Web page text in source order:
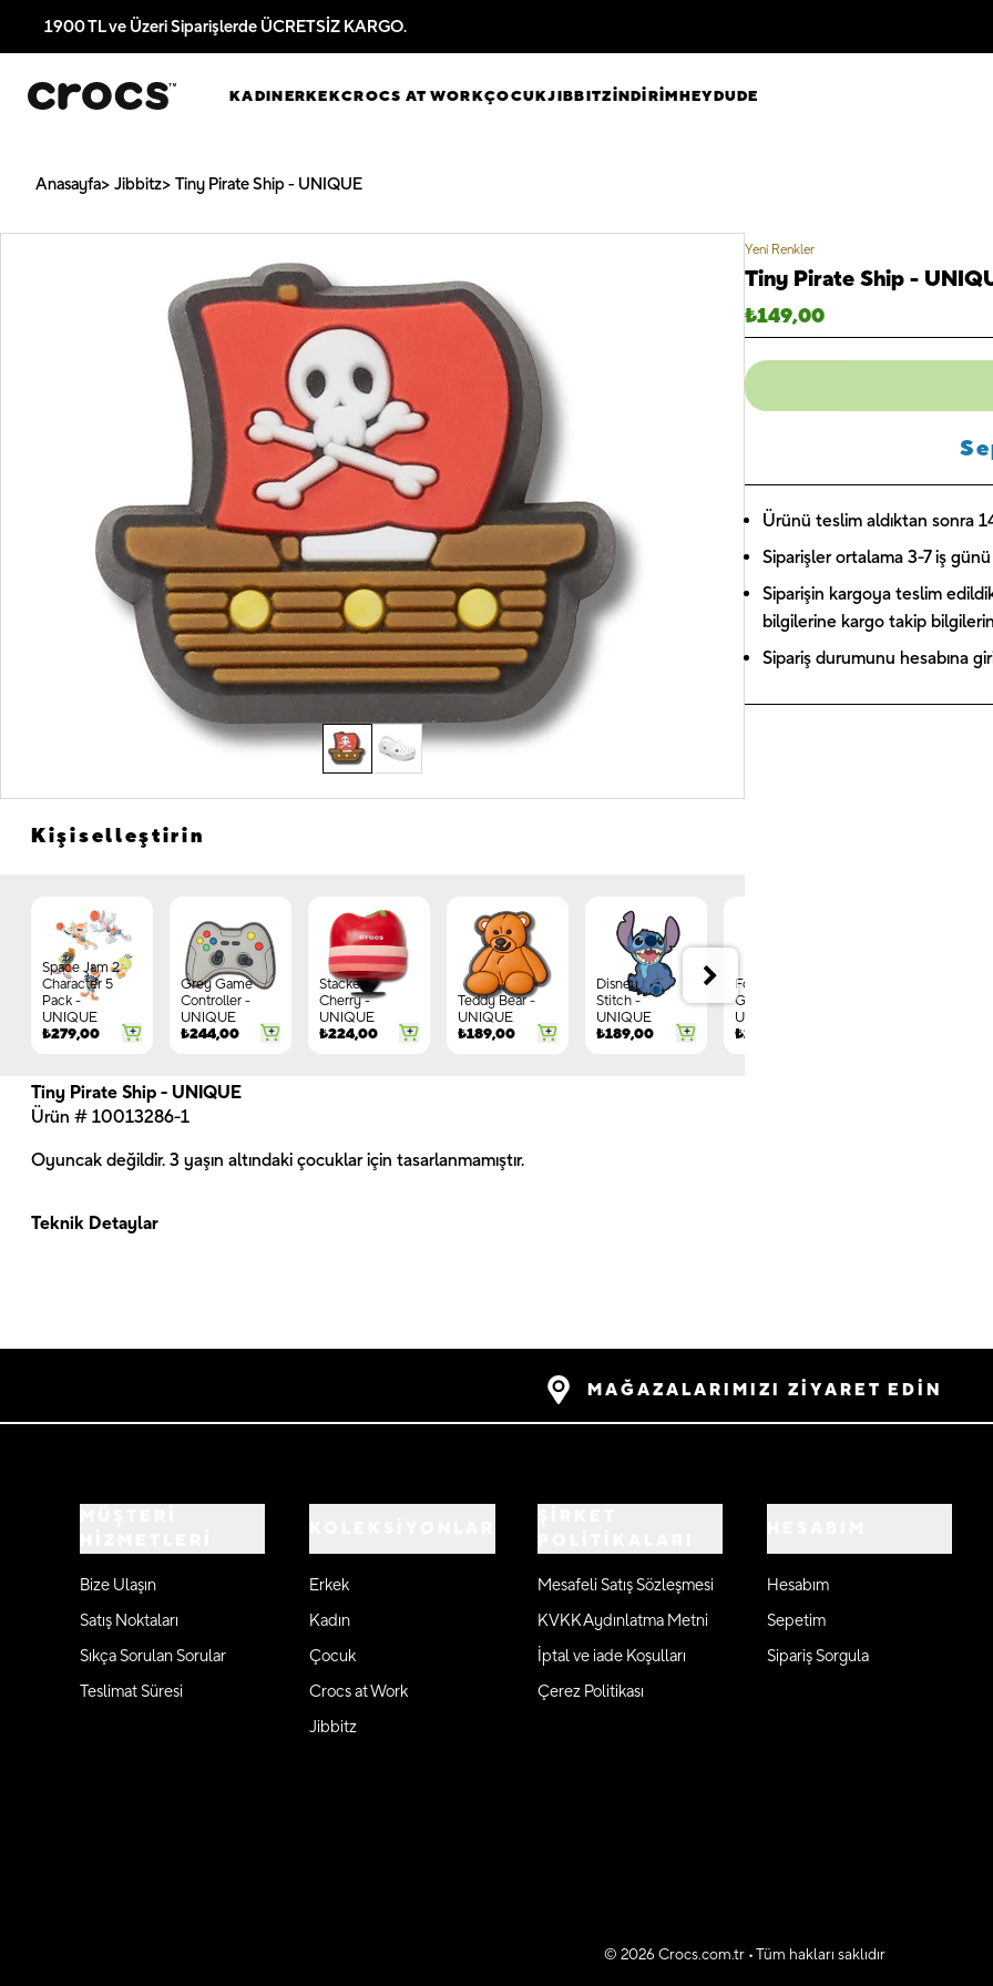
1900 TL ve Üzeri Siparişlerde ÜCRETSİZ KARGO.
KADINERKEKCROCS AT WORKÇOCUKJIBBITZİNDİRİMHEYDUDE
Anasayfa Jibbitz Tiny Pirate Ship - UNIQUE
Kişiselleştirin
Space Jam 2
Character 5
Pack -
UNIQUE
₺279,00
Grey Game
Controller -
UNIQUE
₺244,00
Stacked
Cherry -
UNIQUE
₺224,00
Teddy Bear -
UNIQUE
₺189,00
Disney
Stitch -
UNIQUE
₺189,00
Forest
Gnome -
UNIQUE
₺149,00
Tiny Pirate Ship - UNIQUE
Ürün # 10013286-1
Oyuncak değildir. 3 yaşın altındaki çocuklar için tasarlanmamıştır.
Teknik Detaylar
Yeni Renkler
Tiny Pirate Ship -
₺149,00
Ürünü teslim aldıktan sonra
Siparişler ortalama 3-7 iş
Siparişin kargoya teslim
bilgilerine kargo takip
Sipariş durumunu hesabına
MAĞAZALARIMIZI ZİYARET EDİN
Bize Ulaşın
Satış Noktaları
Sıkça Sorulan Sorular
Teslimat Süresi
Erkek
Kadın
Çocuk
Crocs at Work
Jibbitz
Mesafeli Satış Sözleşmesi
KVKK Aydınlatma Metni
İptal ve iade Koşulları
Çerez Politikası
Hesabım
Sepetim
Sipariş Sorgula
© 2026 Crocs.com.tr • Tüm hakları saklıdır